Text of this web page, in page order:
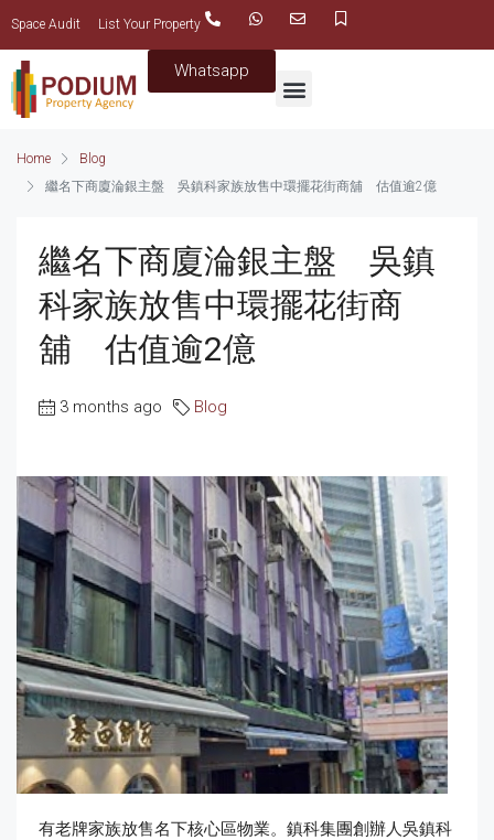
Space Audit List Your Property
Whatsapp
Home
Blog
繼名下商廈淪銀主盤 吳鎮科家族放售中環擺花街商舖 估值逾2億
繼名下商廈淪銀主盤 吳鎮
科家族放售中環擺花街商
舖 估值逾2億
3 months ago Blog
有老牌家族放售名下核心區物業。鎮科集團創辦人吳鎮科